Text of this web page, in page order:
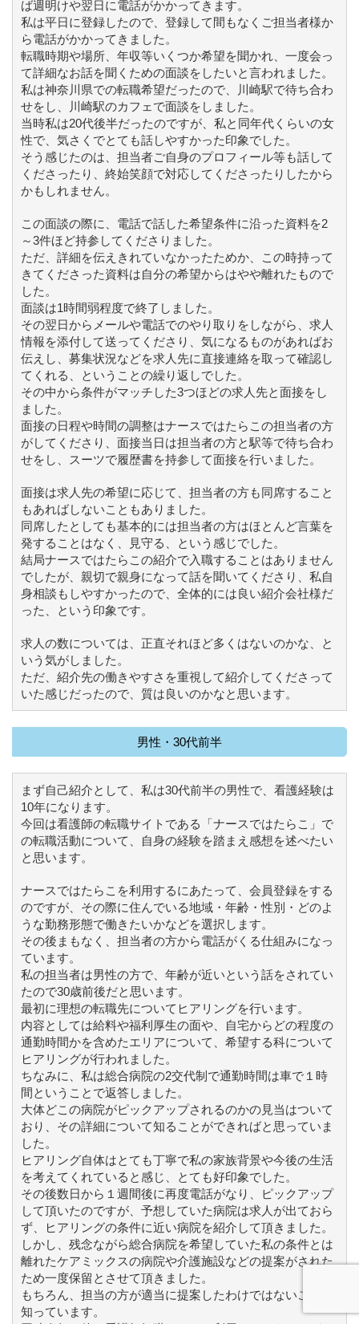
ば週明けや翌日に電話がかかってきます。
私は平日に登録したので、登録して間もなくご担当者様か
ら電話がかかってきました。
転職時期や場所、年収等いくつか希望を聞かれ、一度会っ
て詳細なお話を聞くための面談をしたいと言われました。
私は神奈川県での転職希望だったので、川崎駅で待ち合わ
せをし、川崎駅のカフェで面談をしました。
当時私は20代後半だったのですが、私と同年代くらいの女
性で、気さくでとても話しやすかった印象でした。
そう感じたのは、担当者ご自身のプロフィール等も話して
くださったり、終始笑顔で対応してくださったりしたから
かもしれません。
この面談の際に、電話で話した希望条件に沿った資料を2
～3件ほど持参してくださりました。
ただ、詳細を伝えきれていなかったためか、この時持って
きてくださった資料は自分の希望からはやや離れたもので
した。
面談は1時間弱程度で終了しました。
その翌日からメールや電話でのやり取りをしながら、求人
情報を添付して送ってくださり、気になるものがあればお
伝えし、募集状況などを求人先に直接連絡を取って確認し
てくれる、ということの繰り返しでした。
その中から条件がマッチした3つほどの求人先と面接をし
ました。
面接の日程や時間の調整はナースではたらこの担当者の方
がしてくださり、面接当日は担当者の方と駅等で待ち合わ
せをし、スーツで履歴書を持参して面接を行いました。
面接は求人先の希望に応じて、担当者の方も同席すること
もあればしないこともありました。
同席したとしても基本的には担当者の方はほとんど言葉を
発することはなく、見守る、という感じでした。
結局ナースではたらこの紹介で入職することはありません
でしたが、親切で親身になって話を聞いてくださり、私自
身相談もしやすかったので、全体的には良い紹介会社様だ
った、という印象です。
求人の数については、正直それほど多くはないのかな、と
いう気がしました。
ただ、紹介先の働きやすさを重視して紹介してくださって
いた感じだったので、質は良いのかなと思います。
男性・30代前半
まず自己紹介として、私は30代前半の男性で、看護経験は
10年になります。
今回は看護師の転職サイトである「ナースではたらこ」で
の転職活動について、自身の経験を踏まえ感想を述べたい
と思います。
ナースではたらこを利用するにあたって、会員登録をする
のですが、その際に住んでいる地域・年齢・性別・どのよ
うな勤務形態で働きたいかなどを選択します。
その後まもなく、担当者の方から電話がくる仕組みになっ
ています。
私の担当者は男性の方で、年齢が近いという話をされてい
たので30歳前後だと思います。
最初に理想の転職先についてヒアリングを行います。
内容としては給料や福利厚生の面や、自宅からどの程度の
通勤時間かを含めたエリアについて、希望する科について
ヒアリングが行われました。
ちなみに、私は総合病院の2交代制で通勤時間は車で１時
間ということで返答しました。
大体どこの病院がピックアップされるのかの見当はついて
おり、その詳細について知ることができればと思っていま
した。
ヒアリング自体はとても丁寧で私の家族背景や今後の生活
を考えてくれていると感じ、とても好印象でした。
その後数日から１週間後に再度電話がなり、ピックアップ
して頂いたのですが、予想していた病院は求人が出ておら
ず、ヒアリングの条件に近い病院を紹介して頂きました。
しかし、残念ながら総合病院を希望していた私の条件とは
離れたケアミックスの病院や介護施設などの提案がされた
ため一度保留とさせて頂きました。
もちろん、担当の方が適当に提案したわけではないことは
知っています。